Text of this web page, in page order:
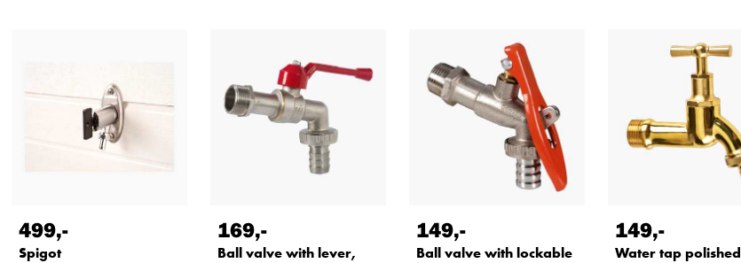
499,-
Spigot
169,-
Ball valve with lever,
149,-
Ball valve with lockable
149,-
Water tap polished